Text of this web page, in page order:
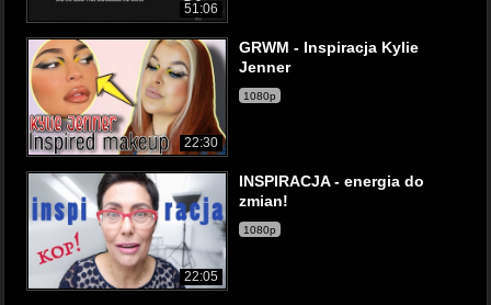
51:06
22:30
GRWM - Inspiracja Kylie
Jenner
1080p
22:05
INSPIRACJA - energia do
zmian!
1080p